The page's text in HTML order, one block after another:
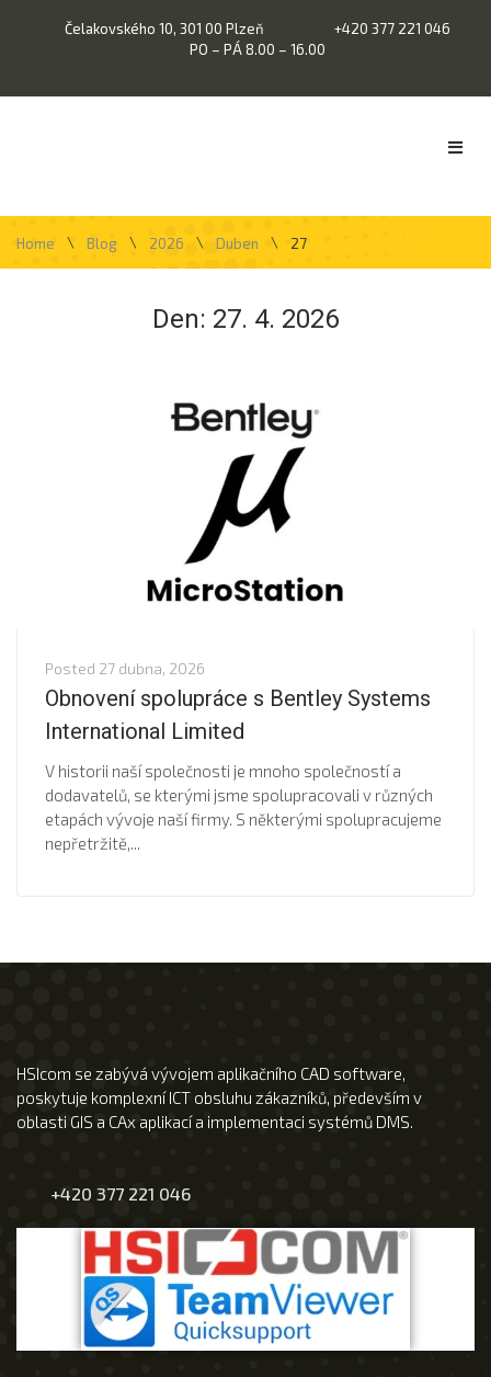
Čelakovského 10, 301 00 Plzeň
+420 377 221 046
PO – PÁ 8.00 – 16.00
Home \ Blog \ 2026 \ Duben \ 27
Den: 27. 4. 2026
Posted 27 dubna, 2026
Obnovení spolupráce s Bentley Systems
International Limited
V historii naší společnosti je mnoho společností a
dodavatelů, se kterými jsme spolupracovali v různých
etapách vývoje naší firmy. S některými spolupracujeme
nepřetržitě,...
HSIcom se zabývá vývojem aplikačního CAD software,
poskytuje komplexní ICT obsluhu zákazníků, především v
oblasti GIS a CAx aplikací a implementaci systémů DMS.
+420 377 221 046